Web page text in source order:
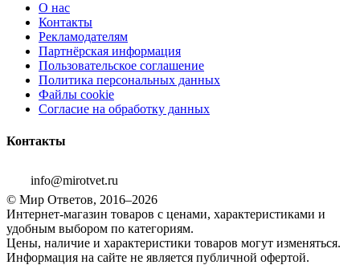
О нас
Контакты
Рекламодателям
Партнёрская информация
Пользовательское соглашение
Политика персональных данных
Файлы cookie
Согласие на обработку данных
Контакты
info@mirotvet.ru
© Мир Ответов, 2016–2026
Интернет-магазин товаров с ценами, характеристиками и
удобным выбором по категориям.
Цены, наличие и характеристики товаров могут изменяться.
Информация на сайте не является публичной офертой.